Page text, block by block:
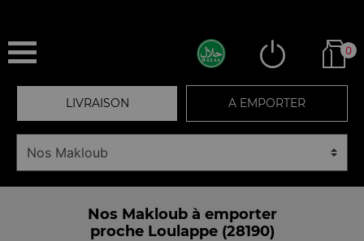
0
LIVRAISON A EMPORTER
Nos Makloub à emporter
proche Loulappe (28190)